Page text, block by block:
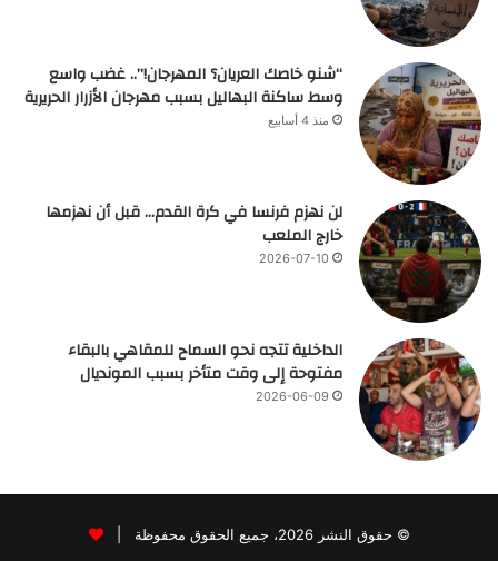
“شنو خاصك العريان؟ المهرجان!”.. غضب واسع
وسط ساكنة البهاليل بسبب مهرجان الأزرار الحريرية
منذ 4 أسابيع
لن نهزم فرنسا في كرة القدم… قبل أن نهزمها
خارج الملعب
2026-07-10
الداخلية تتجه نحو السماح للمقاهي بالبقاء
مفتوحة إلى وقت متأخر بسبب المونديال
2026-06-09
© حقوق النشر 2026، جميع الحقوق محفوظة |